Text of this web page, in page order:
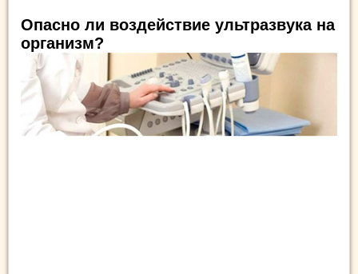
Опасно ли воздействие ультразвука на
организм?